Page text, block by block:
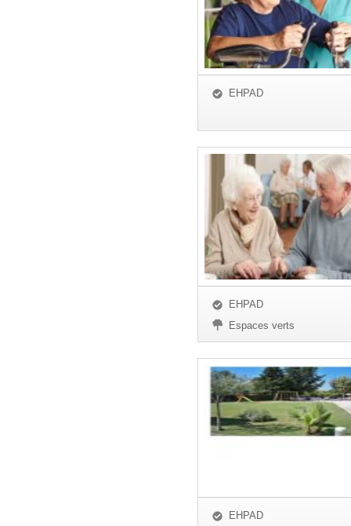
EHPAD
EHPAD
Espaces verts
EHPAD